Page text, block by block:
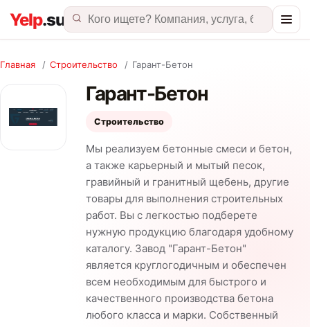
Главная / Строительство / Гарант-Бетон
Гарант-Бетон
Строительство
Мы реализуем бетонные смеси и бетон,
а также карьерный и мытый песок,
гравийный и гранитный щебень, другие
товары для выполнения строительных
работ. Вы с легкостью подберете
нужную продукцию благодаря удобному
каталогу. Завод "Гарант-Бетон"
является круглогодичным и обеспечен
всем необходимым для быстрого и
качественного производства бетона
любого класса и марки. Собственный